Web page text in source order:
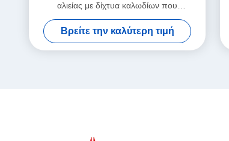
αλιείας με δίχτυα καλωδίων που
κουλουριάζει τη μηχανή
Βρείτε την καλύτερη τιμή